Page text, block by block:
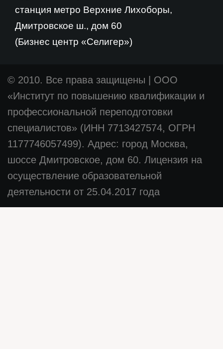
станция метро Верхние Лихоборы,
Дмитровское ш., дом 60
(Бизнес центр «Селигер»)
© 2010. Все права защищены
ООО
«Институт по повышению квалификации и
профессиональной переподготовки
специалистов» (ИНН 7713427574, ОГРН
1177746057499). Адрес: город Москва,
шоссе Дмитровское, дом 60. Лицензия на
осуществление образовательной
деятельности от 25.04.2017 года